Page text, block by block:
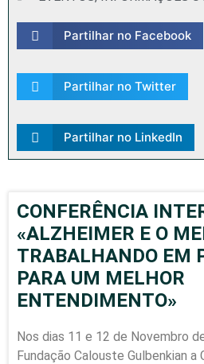
Partilhar no Facebook
Partilhar no Twitter
Partilhar no LinkedIn
CONFERÊNCIA
«ALZHEIMER E O
TRABALHANDO EM
PARA UM MELHOR
ENTENDIMENTO»
Nos dias 11 e 12 de Novembro
Fundação Calouste Gulbenkian